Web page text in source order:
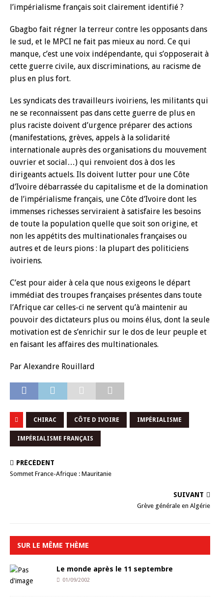
l’impérialisme français soit clairement identifié ?
Gbagbo fait régner la terreur contre les opposants dans
le sud, et le MPCI ne fait pas mieux au nord. Ce qui
manque, c’est une voix indépendante, qui s’opposerait à
cette guerre civile, aux discriminations, au racisme de
plus en plus fort.
Les syndicats des travailleurs ivoiriens, les militants qui
ne se reconnaissent pas dans cette guerre de plus en
plus raciste doivent d’urgence préparer des actions
(manifestations, grèves, appels à la solidarité
internationale auprès des organisations du mouvement
ouvrier et social…) qui renvoient dos à dos les
dirigeants actuels. Ils doivent lutter pour une Côte
d’Ivoire débarrassée du capitalisme et de la domination
de l’impérialisme français, une Côte d’Ivoire dont les
immenses richesses serviraient à satisfaire les besoins
de toute la population quelle que soit son origine, et
non les appétits des multinationales françaises ou
autres et de leurs pions : la plupart des politiciens
ivoiriens.
C’est pour aider à cela que nous exigeons le départ
immédiat des troupes françaises présentes dans toute
l’Afrique car celles-ci ne servent qu’à maintenir au
pouvoir des dictateurs plus ou moins élus, dont la seule
motivation est de s’enrichir sur le dos de leur peuple et
en faisant les affaires des multinationales.
Par Alexandre Rouillard
CHIRAC CÔTE D IVOIRE IMPÉRIALISME
IMPÉRIALISME FRANÇAIS
PRÉCÉDENT
Sommet France-Afrique : Mauritanie
SUIVANT
Grève générale en Algérie
SUR LE MÊME THÈME
Le monde après le 11 septembre
01/09/2002